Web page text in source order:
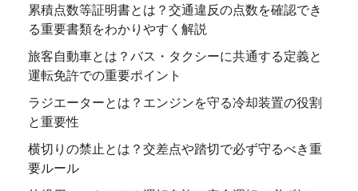
累積点数等証明書とは？交通違反の点数を確認でき
る重要書類をわかりやすく解説
旅客自動車とは？バス・タクシーに共通する定義と
運転免許での重要ポイント
ラジエーターとは？エンジンを守る冷却装置の役割
と重要性
横切りの禁止とは？交差点や踏切で必ず守るべき重
要ルール